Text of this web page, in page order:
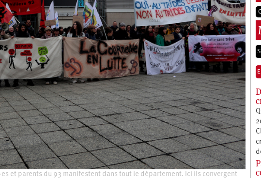
et parents du 93 manifestent dans tout le département. Ici ils convergent